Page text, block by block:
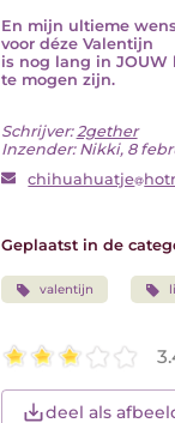
En mijn ultieme
voor déze Valentijn
is nog lang in JOUW
te mogen zijn.
Schrijver: 2gether
Inzender: Nikki, 8
chihuahuatje
Geplaatst in de
valentijn
deel als